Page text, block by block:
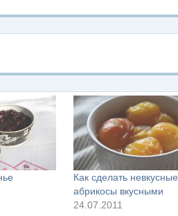
Как сделать невкусные
абрикосы вкусными
24.07.2011